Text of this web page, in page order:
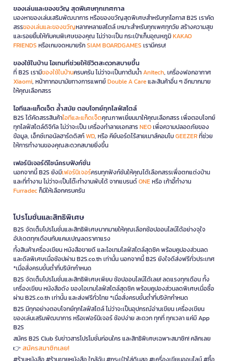
ของเล่นและของขวัญ สุดพิเศษทุกเทศกาล
มองหาของเล่นเสริมพัฒนาการ หรือของขวัญสุดพิเศษสำหรับทุกโอกาส B2S เราคัด
สรรของเล่นและของขวัญหลากหลายสไตล์ เหมาะสำหรับทุกเพศทุกวัย สร้างความสุข
และรอยยิ้มให้กับคนพิเศษของคุณ ไม่ว่าจะเป็น กระเป๋าเก็บอุณหภูมิKAKAO
FRIENDS หรือเกมจดหมายรักSIAM BOARDGAMES เรามีครบ!
ของใช้ในบ้าน ไอเทมที่ช่วยให้ชีวิตสะดวกสบายขึ้น
ที่ B2S เรามีของใช้ในบ้านครบครัน ไม่ว่าจะเป็นกาต้มน้ำAnitech, เครื่องฟอกอากาศ
Xiaomi, หน้ากากอนามัยทางการแพทย์Double A Careและสินค้าอื่น ๆ อีกมากมาย
ให้คุณเลือกสรร
ไอทีและแก็ดเจ็ต ล้ำสมัย ตอบโจทย์ทุกไลฟ์สไตล์
B2S ได้คัดสรรสินค้าไอทีและแก็ดเจ็ตคุณภาพเยี่ยมมาให้คุณเลือกสรร เพื่อตอบโจทย์
ทุกไลฟ์สไตล์ดิจิทัล ไม่ว่าจะเป็น เครื่องทำลายเอกสารNEOเพื่อความปลอดภัยของ
ข้อมูล, เอ็กซ์เทอนัลฮาร์ดดิสก์WD, หรือ คีย์บอร์ดไร้สายเมาส์คอมโบGEEZERที่ช่วย
ให้การทำงานของคุณสะดวกสบายยิ่งขึ้น
เฟอร์นิเจอร์ดีไซน์ครบฟังก์ชั่น
นอกจากนี้ B2S ยังมีเฟอร์นิเจอร์ครบทุกฟังก์ชันให้คุณได้เลือกสรรเพื่อตกแต่งบ้าน
และที่ทำงาน ไม่ว่าจะเป็นโต๊ะทำงานพับได้ จากแบรนด์ONEหรือ เก้าอี้ทำงาน
Furradecก็มีให้เลือกครบครัน
โปรโมชั่นและสิทธิพิเศษ
B2S จัดเต็มโปรโมชั่นและสิทธิพิเศษมากมายให้คุณเลือกช้อปออนไลน์ได้อย่างจุใจ
อัปเดตทุกเดือนกับแคมเปญลดราคาแรง
ทั้งสินค้าเครื่องเขียน หนังสือขายดี และไอเทมไลฟ์สไตล์สุดชิค พร้อมคูปองส่วนลด
และดีลพิเศษเมื่อช้อปผ่าน B2S.co.th เท่านั้น นอกจากนี้ B2S ยังใจดีส่งฟรีทั่วประเทศ
*เมื่อสั่งครบขั้นต่ำที่บริษัทกำหนด
B2S จัดเต็มโปรโมชั่นและสิทธิพิเศษเพียบ ช้อปออนไลน์ได้เลย! ลดแรงทุกเดือน ทั้ง
เครื่องเขียน หนังสือดัง ของไอเทมไลฟ์สไตล์สุดชิค พร้อมคูปองส่วนลดพิเศษเมื่อซื้อ
ผ่าน B2S.co.th เท่านั้น และส่งฟรีทั่วไทย *เมื่อสั่งครบขั้นต่ำที่บริษัทกำหนด
B2S มีทุกอย่างตอบโจทย์ทุกไลฟ์สไตล์ ไม่ว่าจะเป็นอุปกรณ์อ่านเขียน เครื่องเขียน
ของเล่นเสริมพัฒนาการ หรือเฟอร์นิเจอร์ ช้อปง่าย สะดวก ทุกที่ ทุกเวลา แค่มี App
B2S
สมัคร B2S Club รับข่าวสารโปรโมชั่นก่อนใคร และสิทธิพิเศษเฉพาะสมาชิก! คลิกเลย
👉 สมัครสมาชิกเลย!